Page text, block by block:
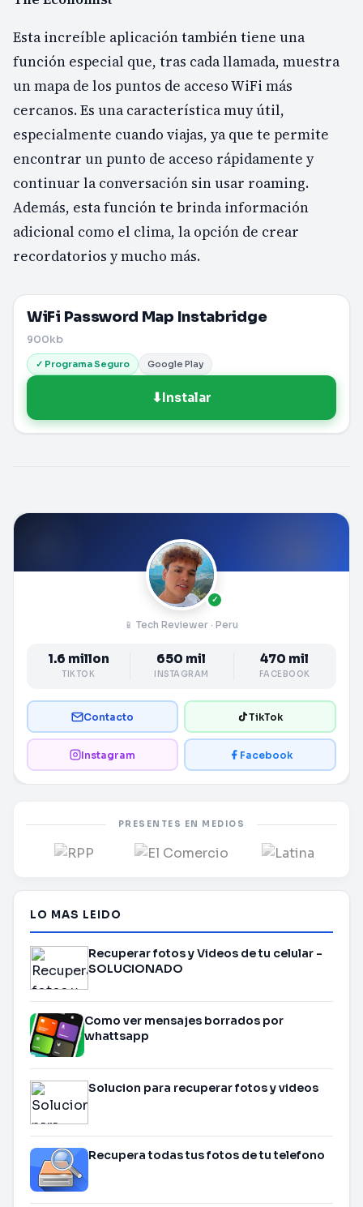
Esta increíble aplicación también tiene una
función especial que, tras cada llamada, muestra
un mapa de los puntos de acceso WiFi más
cercanos. Es una característica muy útil,
especialmente cuando viajas, ya que te permite
encontrar un punto de acceso rápidamente y
continuar la conversación sin usar roaming.
Además, esta función te brinda información
adicional como el clima, la opción de crear
recordatorios y mucho más.
WiFi Password Map Instabridge
900kb
✓ Programa Seguro Google Play
⬇Instalar
✓
📱 Tech Reviewer · Peru
1.6 millon
TIKTOK
650 mil
INSTAGRAM
470 mil
FACEBOOK
Contacto TikTok
Instagram Facebook
PRESENTES EN MEDIOS
LO MAS LEIDO
Recuperar fotos y Videos de tu celular -
SOLUCIONADO
Como ver mensajes borrados por
whattsapp
Solucion para recuperar fotos y videos
Recupera todas tus fotos de tu telefono